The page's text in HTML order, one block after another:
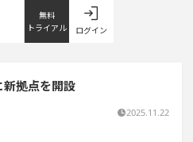
無料
トライアル
ログイン
拠点を開設
2025.11.22